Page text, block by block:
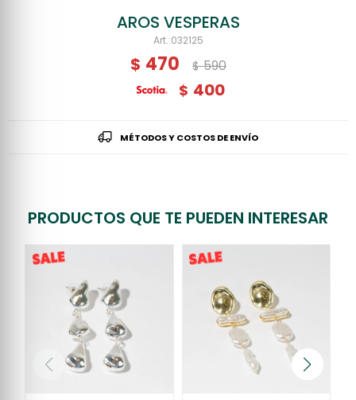
AROS VESPERAS
032125
$ 470 $ 590
$ 400
MÉTODOS Y COSTOS DE ENVÍO
PRODUCTOS QUE TE PUEDEN INTERESAR